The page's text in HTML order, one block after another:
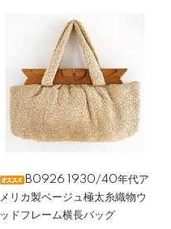
B0926 1930/40年代ア
メリカ製ベージュ極太糸織物ウ
ッドフレーム横長バッグ